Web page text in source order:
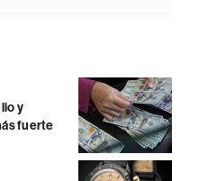
y
fuerte